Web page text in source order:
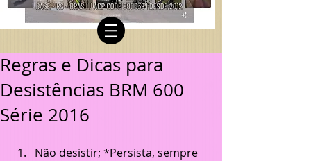
Regras e Dicas para
Desistências BRM 600
Série 2016
Não desistir; *Persista, sempre